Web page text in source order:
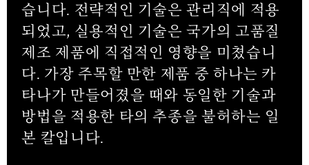
습니다. 전략적인 기술은 관리직에 적용
되었고, 실용적인 기술은 국가의 고품질
제조 제품에 직접적인 영향을 미쳤습니
다. 가장 주목할 만한 제품 중 하나는 카
타나가 만들어졌을 때와 동일한 기술과
방법을 적용한 타의 추종을 불허하는 일
본 칼입니다.